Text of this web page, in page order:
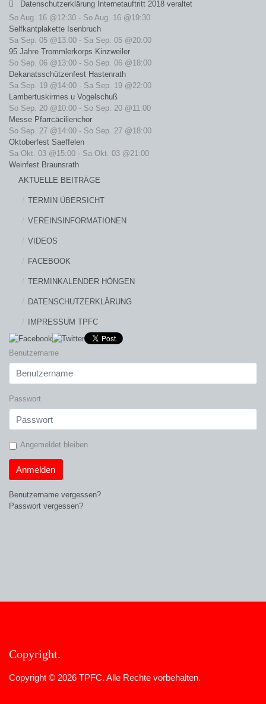
Datenschutzerklärung Internetauftritt 2018 veraltet
So Aug. 16 @12:30 - So Aug. 16 @19:30
Selfkantplakette Isenbruch
Sa Sep. 05 @13:00 - Sa Sep. 05 @20:00
95 Jahre Trommlerkorps Kinzweiler
So Sep. 06 @13:00 - So Sep. 06 @18:00
Dekanatsschützenfest Hastenrath
Sa Sep. 19 @14:00 - Sa Sep. 19 @22:00
Lambertuskirmes u Vogelschuß
So Sep. 20 @10:00 - So Sep. 20 @11:00
Messe Pfarrcäcilienchor
So Sep. 27 @14:00 - So Sep. 27 @18:00
Oktoberfest Saeffelen
Sa Okt. 03 @15:00 - Sa Okt. 03 @21:00
Weinfest Braunsrath
AKTUELLE BEITRÄGE
TERMIN ÜBERSICHT
VEREINSINFORMATIONEN
VIDEOS
FACEBOOK
TERMINKALENDER HÖNGEN
DATENSCHUTZERKLÄRUNG
IMPRESSUM TPFC
Benutzername
Passwort
Angemeldet bleiben
Anmelden
Benutzername vergessen?
Passwort vergessen?
Copyright
Copyright © 2026 TPFC. Alle Rechte vorbehalten.